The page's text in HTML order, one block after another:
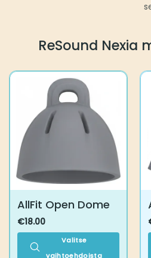
ReSound Nexia
AllFit Open Dome
€18.00
Valitse
vaihtoehdoista